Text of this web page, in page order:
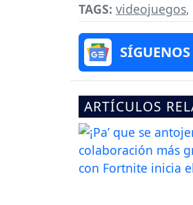
TAGS: videojuegos,
ARTÍCULOS